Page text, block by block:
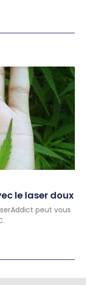
le laser doux
peut vous